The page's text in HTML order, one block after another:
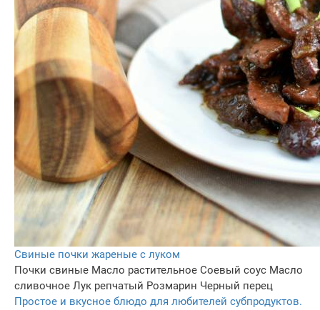
Свиные почки жареные с луком
Почки свиные Масло растительное Соевый соус Масло
сливочное Лук репчатый Розмарин Черный перец
Простое и вкусное блюдо для любителей субпродуктов.